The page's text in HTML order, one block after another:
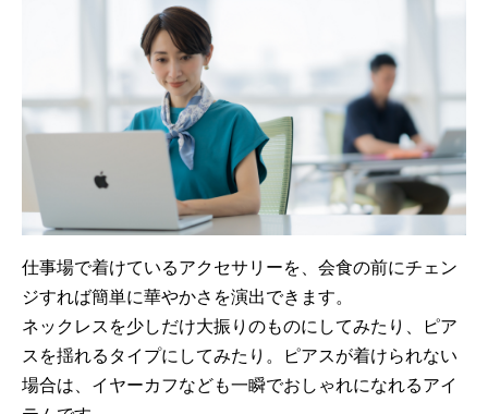
仕事場で着けているアクセサリーを、会食の前にチェン
ジすれば簡単に華やかさを演出できます。
ネックレスを少しだけ大振りのものにしてみたり、ピア
スを揺れるタイプにしてみたり。ピアスが着けられない
場合は、イヤーカフなども一瞬でおしゃれになれるアイ